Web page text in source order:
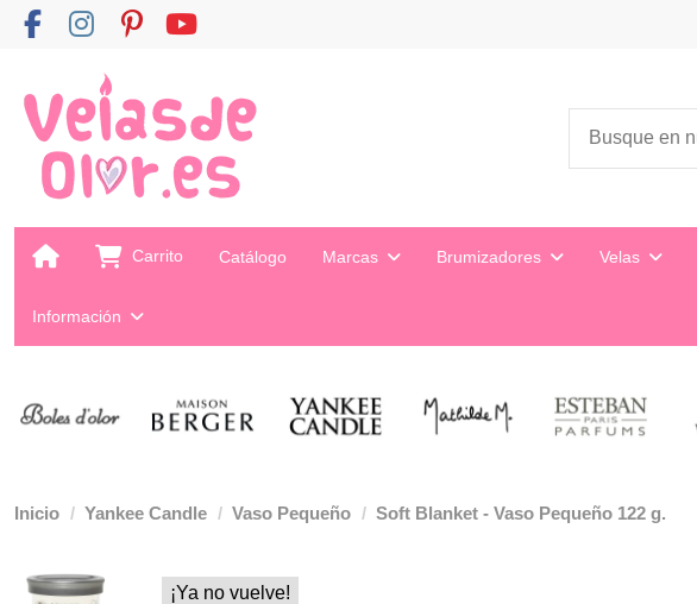
Carrito Catálogo Marcas Brumizadores Velas
Información
Inicio Yankee Candle Vaso Pequeño Soft Blanket - Vaso Pequeño 122 g.
¡Ya no vuelve!